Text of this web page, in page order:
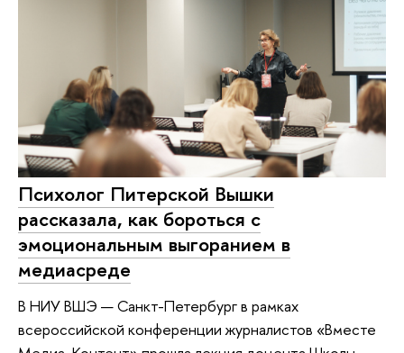
Психолог Питерской Вышки
рассказала, как бороться с
эмоциональным выгоранием в
медиасреде
В НИУ ВШЭ — Санкт-Петербург в рамках
всероссийской конференции журналистов «Вместе